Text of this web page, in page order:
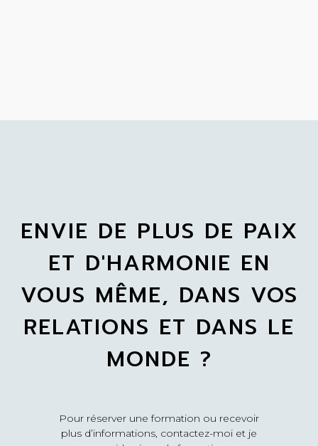
ENVIE DE PLUS DE PAIX
ET D'HARMONIE EN
VOUS MÊME, DANS VOS
RELATIONS ET DANS LE
MONDE ?
Pour réserver une formation ou recevoir
plus d’informations, contactez-moi et je